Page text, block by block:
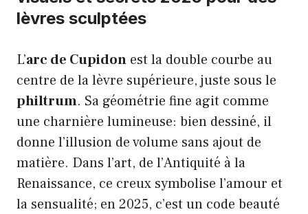
lèvres sculptées
L’arc de Cupidon est la double courbe au
centre de la lèvre supérieure, juste sous le
philtrum. Sa géométrie fine agit comme
une charnière lumineuse: bien dessiné, il
donne l’illusion de volume sans ajout de
matière. Dans l’art, de l’Antiquité à la
Renaissance, ce creux symbolise l’amour et
la sensualité; en 2025, c’est un code beauté